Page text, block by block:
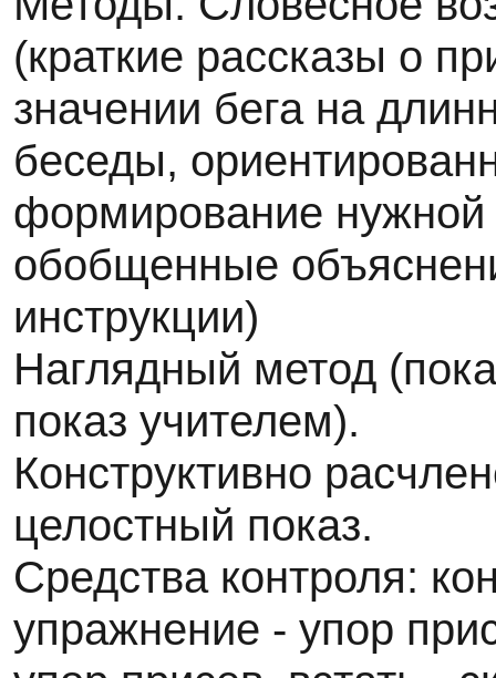
(краткие рассказы о
значении бега на
беседы,
формирование нужной
обобщенные
инструкции)
Наглядный метод
показ учителем).
Конструктивно
целостный показ.
Средства контроля:
упражнение - упор